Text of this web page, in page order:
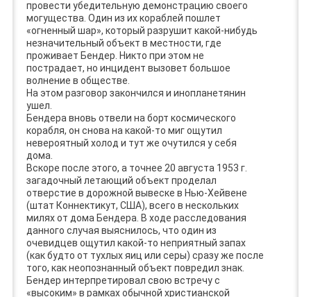
провести убедительную демонстрацию своего
могущества. Один из их кораблей пошлет
«огненный шар», который разрушит какой-нибудь
незначительный объект в местности, где
проживает Бендер. Никто при этом не
пострадает, но инцидент вызовет большое
волнение в обществе.
На этом разговор закончился и инопланетянин
ушел.
Бендера вновь отвели на борт космического
корабля, он снова на какой-то миг ощутил
невероятный холод и тут же очутился у себя
дома.
Вскоре после этого, а точнее 20 августа 1953 г.
загадочный летающий объект проделал
отверстие в дорожной вывеске в Нью-Хейвене
(штат Коннектикут, США), всего в нескольких
милях от дома Бендера. В ходе расследования
данного случая выяснилось, что один из
очевидцев ощутил какой-то неприятный запах
(как будто от тухлых яиц или серы) сразу же после
того, как неопознанный объект повредил знак.
Бендер интерпретировал свою встречу с
«высоким» в рамках обычной христианской